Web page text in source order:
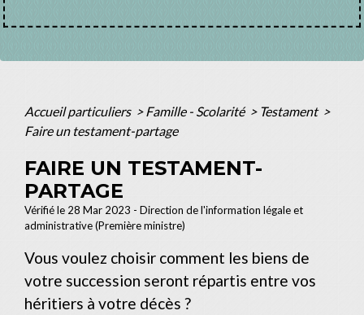
Accueil particuliers > Famille - Scolarité > Testament >
Faire un testament-partage
FAIRE UN TESTAMENT-
PARTAGE
Vérifié le 28 Mar 2023 - Direction de l'information légale et
administrative (Première ministre)
Vous voulez choisir comment les biens de
votre succession seront répartis entre vos
héritiers à votre décès ?